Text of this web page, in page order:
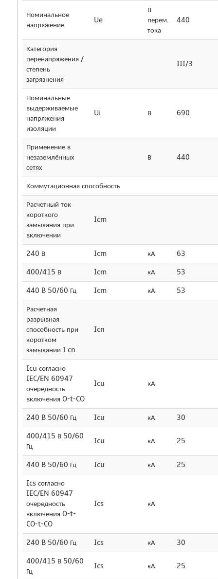
Номинальное
напряжение
Ue
В
перем.
тока
440
Категория
перенапряжения /
степень
загрязнения
III/3
Номинальные
выдерживаемые
напряжения
изоляции
Ui В 690
Применение в
незаземлённых
сетях
В 440
Коммутационная способность
Расчетный ток
короткого
замыкания при
включении
Icm
240 В Icm кА 63
400/415 В Icm кА 53
440 B 50/60 Гц Icm кА 53
Расчетная
разрывная
способность при
коротком
замыкании I cn
Icn
Icu согласно
IEC/EN 60947
очередность
включения O-t-CO
Icu кА
240 B 50/60 Гц Icu кА 30
400/415 В 50/60
Гц
Icu кА 25
440 B 50/60 Гц Icu кА 25
Ics согласно
IEC/EN 60947
очередность
включения O-t-
CO-t-CO
Ics кА
240 B 50/60 Гц Ics кА 30
400/415 В 50/60
Гц
Ics кА 25